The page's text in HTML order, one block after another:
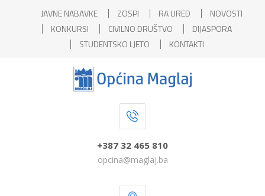
JAVNE NABAVKE ZOSPI RA URED
NOVOSTI
KONKURSI
CIVILNO DRUŠTVO
DIJASPORA
STUDENTSKO LJETO
KONTAKTI
+387 32 465 810
opcina@maglaj.ba